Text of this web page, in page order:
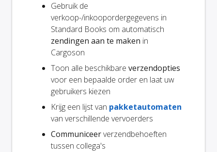
Gebruik de
verkoop-/inkoopordergegevens in
Standard Books om automatisch
zendingen aan te maken in
Cargoson
Toon alle beschikbare verzendopties
voor een bepaalde order en laat uw
gebruikers kiezen
Krijg een lijst van pakketautomaten
van verschillende vervoerders
Communiceerverzendbehoeften
tussen collega's